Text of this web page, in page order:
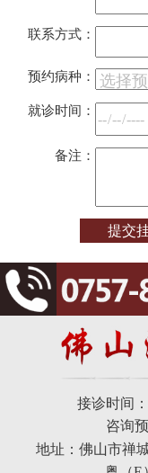
联系方式：
预约病种：
就诊时间：
备注：
接诊时间
咨询
地址：佛山市禅